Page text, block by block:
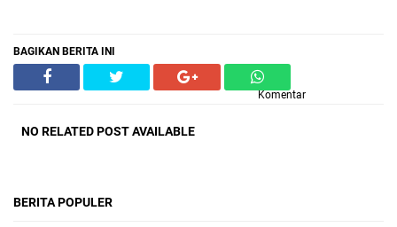
BAGIKAN BERITA INI
Komentar
NO RELATED POST AVAILABLE
BERITA POPULER